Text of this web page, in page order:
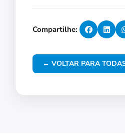
Compartilhe:
← VOLTAR PARA